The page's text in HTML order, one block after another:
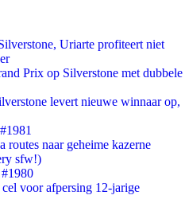
Uriarte profiteert niet
Prix op Silverstone met dubbele
levert nieuwe winnaar op,
naar geheime kazerne
sfw!)
voor afpersing 12-jarige